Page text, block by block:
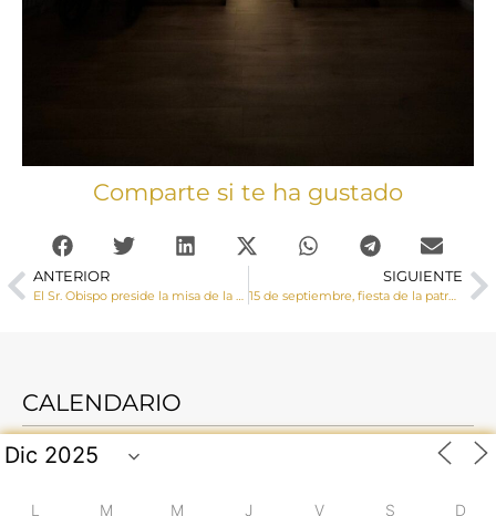
Comparte si te ha gustado
ANTERIOR
El Sr. Obispo preside la misa de la VIII Romería de las Parroquias del Alto Cigüela
SIGUIENTE
15 de septiembre, fiesta de la patrona de la Diócesis de Cuenca la Virgen de las Angustias
CALENDARIO
L M M J V S D